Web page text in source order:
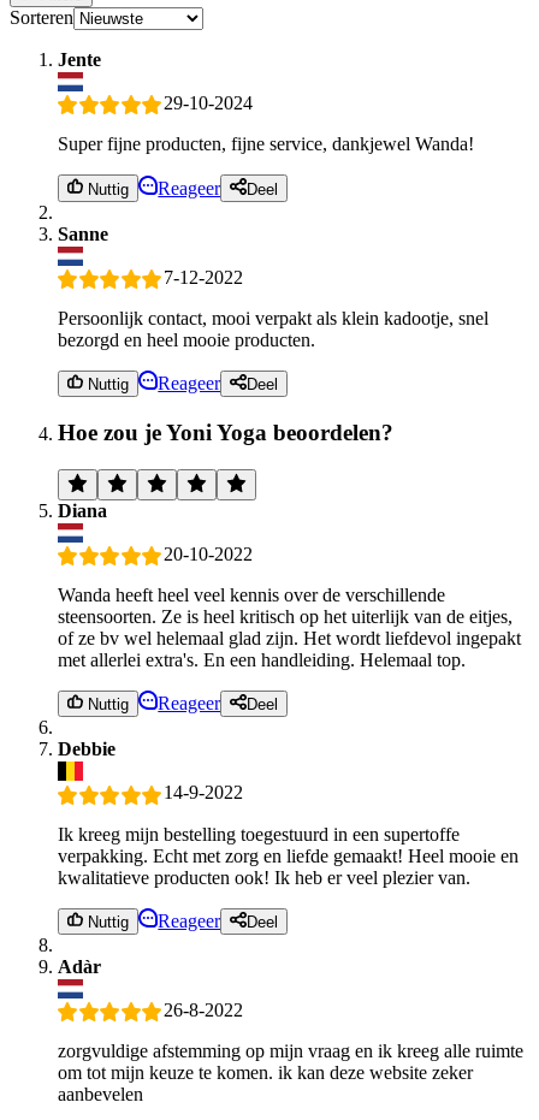
Sorteren
Jente
29-10-2024
Super fijne producten, fijne service, dankjewel Wanda!
Nuttig Reageer Deel
Sanne
7-12-2022
Persoonlijk contact, mooi verpakt als klein kadootje, snel
bezorgd en heel mooie producten.
Nuttig Reageer Deel
Hoe zou je Yoni Yoga beoordelen?
Diana
20-10-2022
Wanda heeft heel veel kennis over de verschillende
steensoorten. Ze is heel kritisch op het uiterlijk van de eitjes,
of ze bv wel helemaal glad zijn. Het wordt liefdevol ingepakt
met allerlei extra's. En een handleiding. Helemaal top.
Nuttig Reageer Deel
Debbie
14-9-2022
Ik kreeg mijn bestelling toegestuurd in een supertoffe
verpakking. Echt met zorg en liefde gemaakt! Heel mooie en
kwalitatieve producten ook! Ik heb er veel plezier van.
Nuttig Reageer Deel
Adàr
26-8-2022
zorgvuldige afstemming op mijn vraag en ik kreeg alle ruimte
om tot mijn keuze te komen. ik kan deze website zeker
aanbevelen